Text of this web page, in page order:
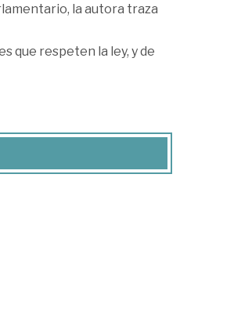
la autora traza
que respeten la ley, y de